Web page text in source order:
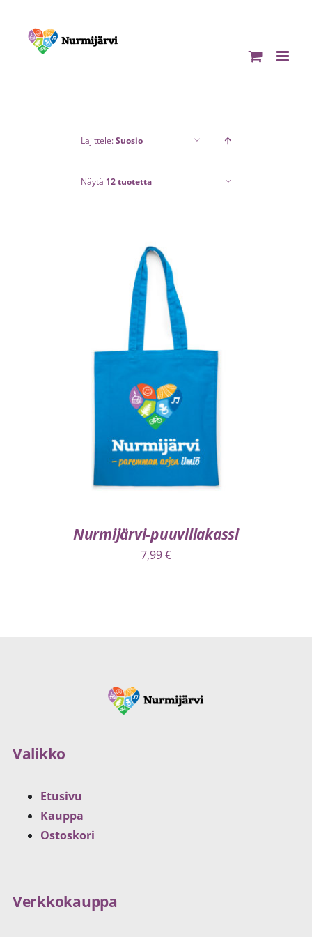
content
Lajittele:Suosio
Näytä 12 tuotetta
VALITSE VAIHTOEHDOISTA LISÄTIEDOT
Nurmijärvi-puuvillakassi
7,99€
Valikko
Etusivu
Kauppa
Ostoskori
Verkkokauppa